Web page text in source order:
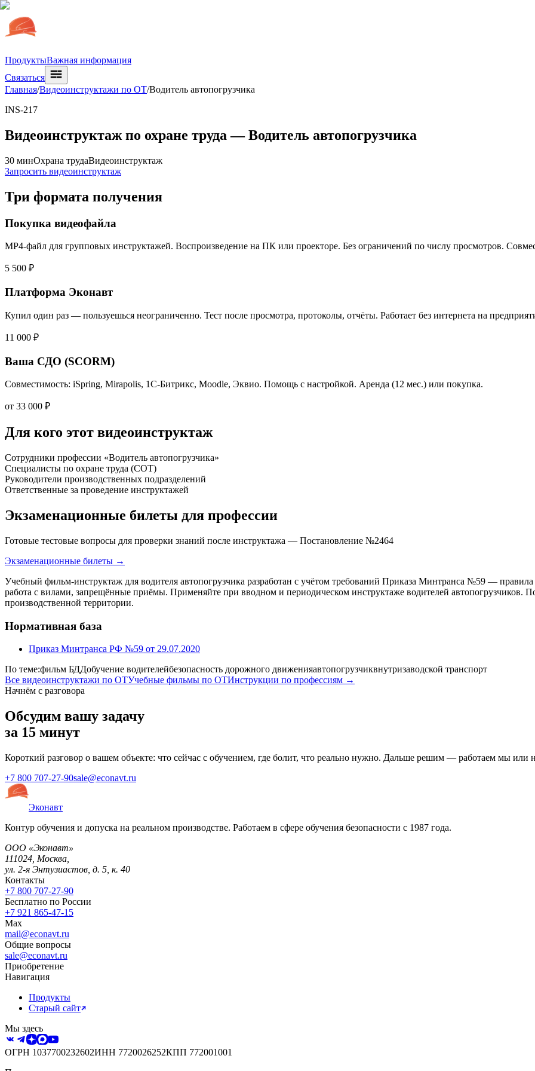
ПродуктыВажная информация
Связаться
Главная/Видеоинструктажи по ОТ/Водитель автопогрузчика
INS-217
Видеоинструктаж по охране труда —Водитель автопогрузчика
30 минОхрана трудаВидеоинструктаж
Запросить видеоинструктаж
Три формата получения
Покупка видеофайла
MP4-файл для групповых инструктажей. Воспроизведение на ПК или проекторе. Без ограничений по числу просмотров.
5 500 ₽
Платформа Эконавт
Купил один раз — пользуешься неограниченно. Тест после просмотра, протоколы, отчёты. Работает без интернета на
11 000 ₽
Ваша СДО (SCORM)
Совместимость: iSpring, Mirapolis, 1С-Битрикс, Moodle, Эквио. Помощь с настройкой. Аренда (12 мес.) или покупка.
от 33 000 ₽
Для кого этот видеоинструктаж
Сотрудники профессии «Водитель автопогрузчика»
Специалисты по охране труда (СОТ)
Руководители производственных подразделений
Ответственные за проведение инструктажей
Экзаменационные билеты для профессии
Готовые тестовые вопросы для проверки знаний после инструктажа — Постановление №2464
Экзаменационные билеты →
Учебный фильм-инструктаж для водителя автопогрузчика разработан с учётом требований Приказа Минтранса №59 —
работа с вилами, запрещённые приёмы. Применяйте при вводном и периодическом инструктаже водителей автопогрузчиков.
производственной территории.
Нормативная база
Приказ Минтранса РФ №59 от 29.07.2020
По теме:фильм БДДобучение водителейбезопасность дорожного движенияавтопогрузчиквнутризаводской транспорт
Все видеоинструктажи по ОТУчебные фильмы по ОТИнструкции по профессиям →
Начнём с разговора
Обсудим вашу задачу
за 15 минут
Короткий разговор о вашем объекте: что сейчас с обучением, где болит, что реально нужно. Дальше решим — работаем мы или
+7 800 707-27-90sale@econavt.ru
Эконавт
Контур обучения и допуска на реальном производстве. Работаем в сфере обучения безопасности с 1987 года.
ООО «Эконавт»
111024 Москва
ул. 2-я Энтузиастов, д. 5, к. 40
Контакты
+7 800 707-27-90
Бесплатно по России
+7 921 865-47-15
Max
mail@econavt.ru
Общие вопросы
sale@econavt.ru
Приобретение
Навигация
Продукты
Старый сайт
Мы здесь
ОГРН 1037700232602ИНН 7720026252КПП 772001001